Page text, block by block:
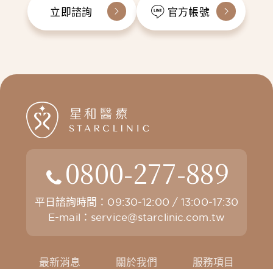
立即諮詢 官方帳號
0800-277-889
平日諮詢時間：09:30-12:00 / 13:00-17:30
E-mail： service@starclinic.com.tw
最新消息 關於我們 服務項目